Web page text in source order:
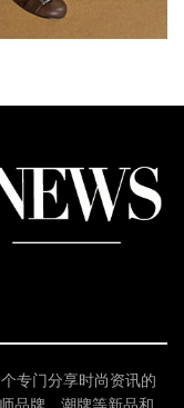
专门分享时尚资讯的
品牌、潮牌等新品和